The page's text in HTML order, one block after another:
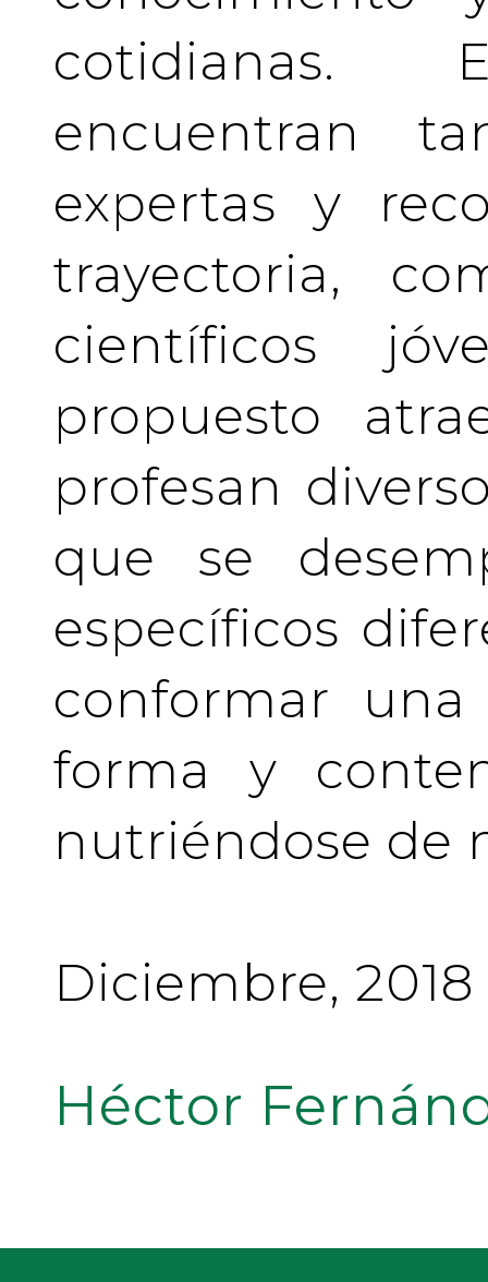
encuentran
expertas y
trayectoria,
científicos
propuesto
profesan
que se
específicos
conformar
forma y
nutriéndose de
Diciembre, 2018
Héctor